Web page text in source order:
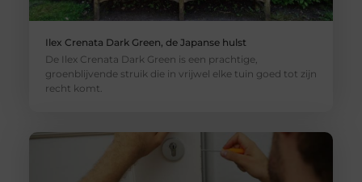
Ilex Crenata Dark Green, de Japanse hulst
De Ilex Crenata Dark Green is een prachtige,
groenblijvende struik die in vrijwel elke tuin goed tot zijn
recht komt.